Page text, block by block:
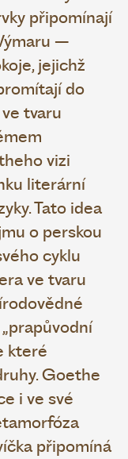
připomínají
–
jejichž
do
tvaru
vizi
literární
Tato idea
o perskou
cyklu
ve tvaru
které
Goethe
i ve své
připomíná